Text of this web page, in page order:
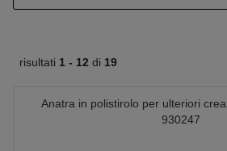
risultati 1 - 12 di 19
Anatra in polistirolo per ulteriori
930247